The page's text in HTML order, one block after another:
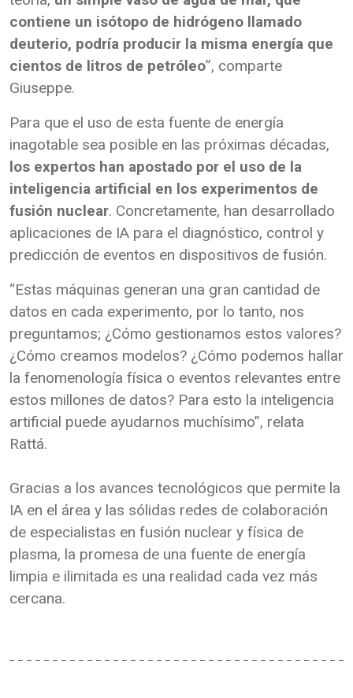
contiene un isótopo de hidrógeno llamado
deuterio, podría producir la misma energía que
cientos de litros de petróleo”, comparte
Giuseppe.
Para que el uso de esta fuente de energía
inagotable sea posible en las próximas décadas,
los expertos han apostado por el uso de la
inteligencia artificial en los experimentos de
fusión nuclear. Concretamente, han desarrollado
aplicaciones de IA para el diagnóstico, control y
predicción de eventos en dispositivos de fusión.
“Estas máquinas generan una gran cantidad de
datos en cada experimento, por lo tanto, nos
preguntamos; ¿Cómo gestionamos estos valores?
¿Cómo creamos modelos? ¿Cómo podemos hallar
la fenomenología física o eventos relevantes entre
estos millones de datos? Para esto la inteligencia
artificial puede ayudarnos muchísimo”, relata
Rattá.
Gracias a los avances tecnológicos que permite la
IA en el área y las sólidas redes de colaboración
de especialistas en fusión nuclear y física de
plasma, la promesa de una fuente de energía
limpia e ilimitada es una realidad cada vez más
cercana.